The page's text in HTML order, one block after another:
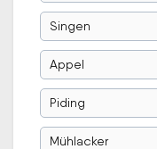
Singen
Appel
Piding
Mühlacker